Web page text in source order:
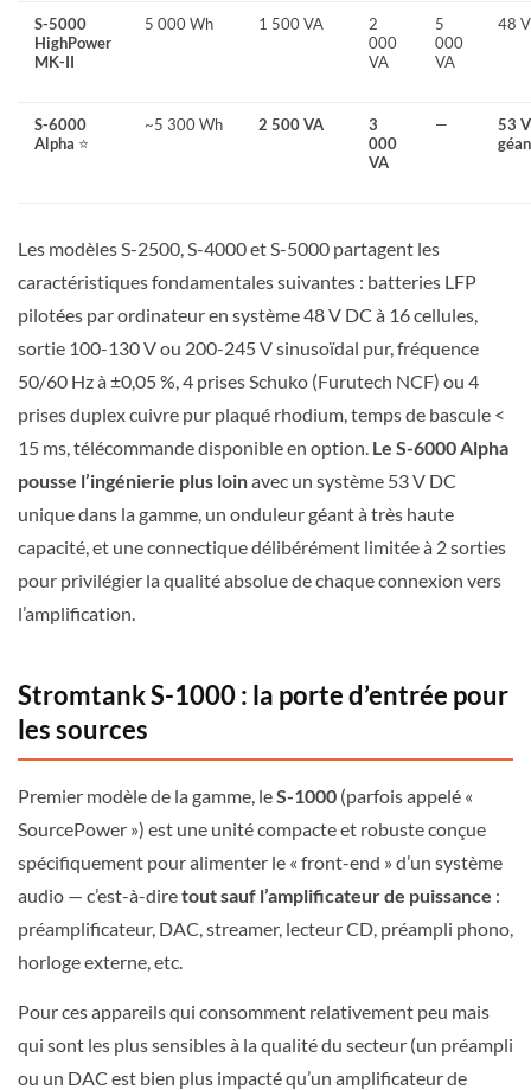
S-5000
HighPower
MK-II
5 000 Wh 1 500 VA
2
000
VA
5
000
VA
48
S-6000
Alpha ⭐
~5 300 Wh 2 500 VA
3
000
VA
—
53
Les modèles S-2500, S-4000 et S-5000 partagent les
caractéristiques fondamentales suivantes : batteries LFP
pilotées par ordinateur en système 48 V DC à 16 cellules,
sortie 100-130 V ou 200-245 V sinusoïdal pur, fréquence
50/60 Hz à ±0,05 %, 4 prises Schuko (Furutech NCF) ou 4
prises duplex cuivre pur plaqué rhodium, temps de bascule <
15 ms, télécommande disponible en option. Le S-6000 Alpha
pousse l’ingénierie plus loinavec un système 53 V DC
unique dans la gamme, un onduleur géant à très haute
capacité, et une connectique délibérément limitée à 2 sorties
pour privilégier la qualité absolue de chaque connexion vers
l’amplification.
Stromtank S-1000 : la porte d’entrée pour
les sources
Premier modèle de la gamme, leS-1000 (parfois appelé «
SourcePower ») est une unité compacte et robuste conçue
spécifiquement pour alimenter le « front-end » d’un système
audio — c’est-à-diretout sauf l’amplificateur de puissance :
préamplificateur, DAC, streamer, lecteur CD, préampli phono,
horloge externe, etc.
Pour ces appareils qui consomment relativement peu mais
qui sont les plus sensibles à la qualité du secteur (un préampli
ou un DAC est bien plus impacté qu’un amplificateur de